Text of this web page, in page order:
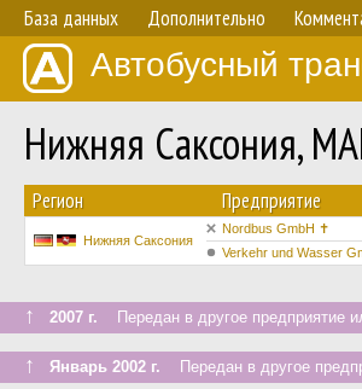
База данных Дополнительно
Автобусный
Нижняя Саксония,
Регион Предприятие
Нижняя Саксония
Nordbus GmbH ✝
Verkehr und Wasser
↑ 2007 г. Передан в другое предприятие
↑ Январь 2002 г. Передан в другое